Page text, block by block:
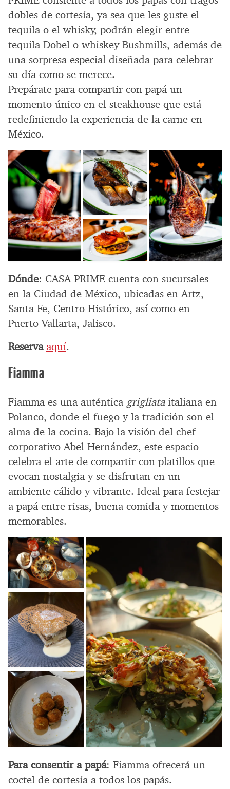
dobles de cortesía, ya sea que les guste el
tequila o el whisky, podrán elegir entre
tequila Dobel o whiskey Bushmills, además de
una sorpresa especial diseñada para celebrar
su día como se merece.
Prepárate para compartir con papá un
momento único en el steakhouse que está
redefiniendo la experiencia de la carne en
México.
Dónde: CASA PRIME cuenta con sucursales
en la Ciudad de México, ubicadas en Artz,
Santa Fe, Centro Histórico, así como en
Puerto Vallarta, Jalisco.
Reserva aquí.
Fiamma
Fiamma es una auténtica grigliataitaliana en
Polanco, donde el fuego y la tradición son el
alma de la cocina. Bajo la visión del chef
corporativo Abel Hernández, este espacio
celebra el arte de compartir con platillos que
evocan nostalgia y se disfrutan en un
ambiente cálido y vibrante. Ideal para festejar
a papá entre risas, buena comida y momentos
memorables.
Para consentir a papá: Fiamma ofrecerá un
coctel de cortesía a todos los papás.